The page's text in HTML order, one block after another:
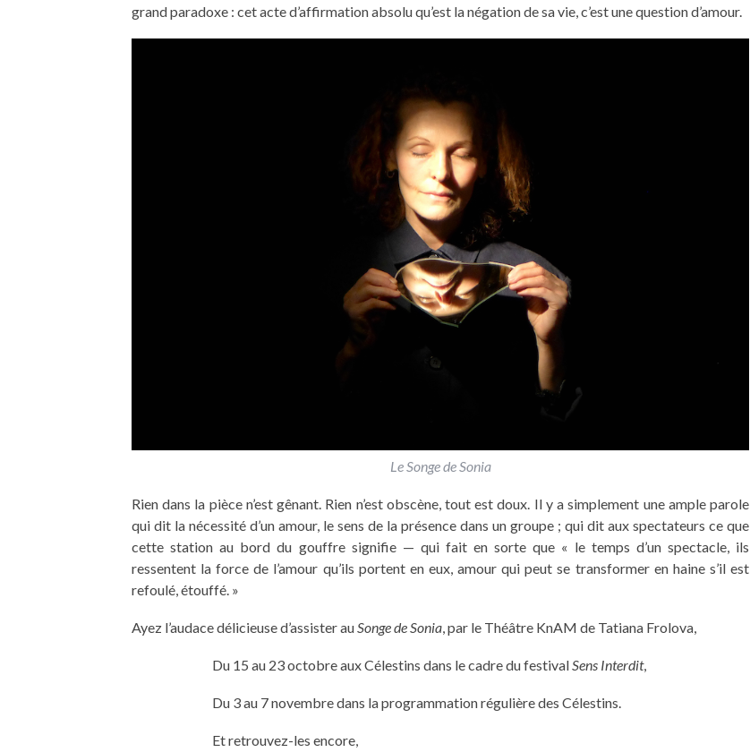
grand paradoxe : cet acte d’affirmation absolu qu’est la négation de sa vie, c’est une question d’amour.
Le Songe de Sonia
Rien dans la pièce n’est gênant. Rien n’est obscène, tout est doux. Il y a simplement une ample parole
qui dit la nécessité d’un amour, le sens de la présence dans un groupe ; qui dit aux spectateurs ce que
cette station au bord du gouffre signifie — qui fait en sorte que « le temps d’un spectacle, ils
ressentent la force de l’amour qu’ils portent en eux, amour qui peut se transformer en haine s’il est
refoulé, étouffé. »
Ayez l’audace délicieuse d’assister auSonge de Sonia, par le Théâtre KnAM de Tatiana Frolova,
Du 15 au 23 octobre aux Célestins dans le cadre du festivalSens Interdit,
Du 3 au 7 novembre dans la programmation régulière des Célestins.
Et retrouvez-les encore,